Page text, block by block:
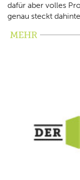
dafür aber volles
genau steckt
MEHR